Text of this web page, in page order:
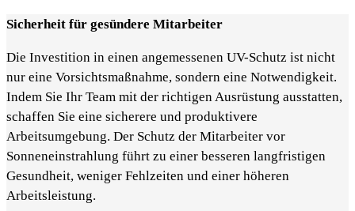
Sicherheit für gesündere Mitarbeiter
Die Investition in einen angemessenen UV-Schutz ist nicht
nur eine Vorsichtsmaßnahme, sondern eine Notwendigkeit.
Indem Sie Ihr Team mit der richtigen Ausrüstung ausstatten,
schaffen Sie eine sicherere und produktivere
Arbeitsumgebung. Der Schutz der Mitarbeiter vor
Sonneneinstrahlung führt zu einer besseren langfristigen
Gesundheit, weniger Fehlzeiten und einer höheren
Arbeitsleistung.